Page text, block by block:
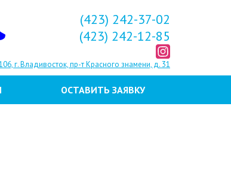
(423) 242-37-02
(423) 242-12-85
г. Владивосток, пр-т Красного знамени, д. 31
ОСТАВИТЬ ЗАЯВКУ